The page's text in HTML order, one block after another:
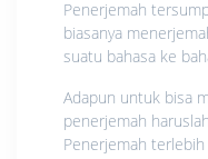
Penerjemah
biasanya
suatu bahasa ke
Adapun untuk bisa
penerjemah
Penerjemah terlebih